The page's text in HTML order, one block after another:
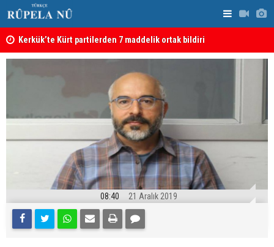
Kerkük’te Kürt partilerden 7 maddelik ortak bildiri
08:40 21 Aralık 2019